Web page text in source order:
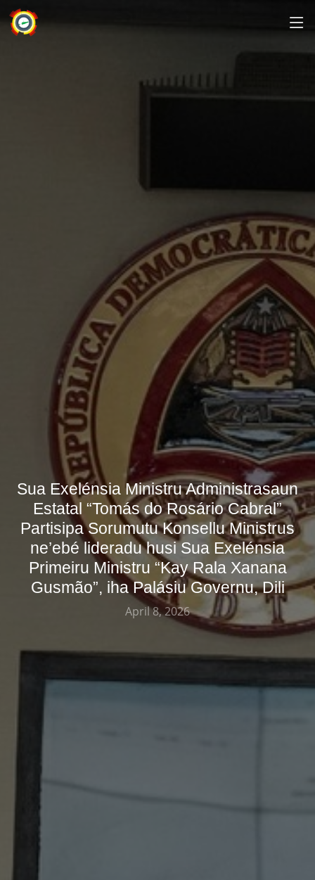
Sua Exelénsia Ministru Administrasaun
Estatal “Tomás do Rosário Cabral”
Partisipa Sorumutu Konsellu Ministrus
ne’ebé lideradu husi Sua Exelénsia
Primeiru Ministru “Kay Rala Xanana
Gusmão”, iha Palásiu Governu, Dili
April 8, 2026